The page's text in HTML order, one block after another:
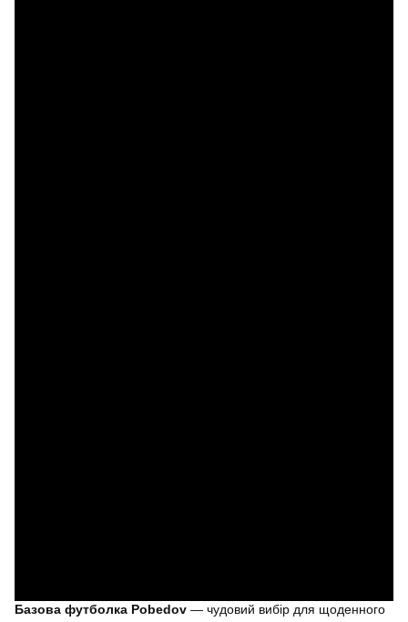
Базова футболка Pobedov — чудовий вибір для щоденного